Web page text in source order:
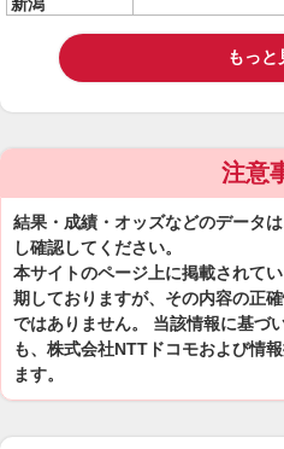
もっと
注意
結果・成績・オッズなどのデータ
し確認してください。
本サイトのページ上に掲載されて
期しておりますが、その内容の正
ではありません。 当該情報に基づ
も、株式会社NTTドコモおよび情
ます。